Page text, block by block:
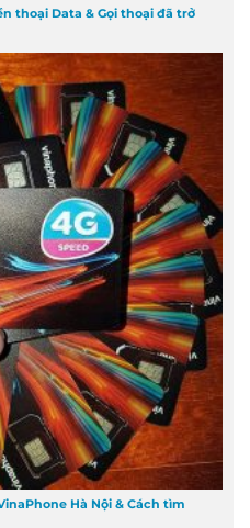
thoại Data & Gọi thoại đã trở
Hà Nội & Cách tìm